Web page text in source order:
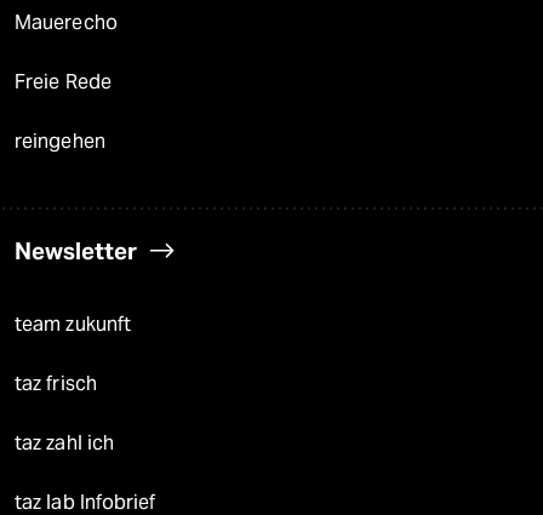
Mauerecho
Freie Rede
reingehen
Newsletter
team zukunft
taz frisch
taz zahl ich
taz lab Infobrief